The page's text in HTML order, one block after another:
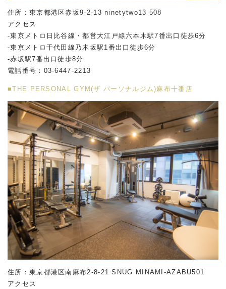
住所：東京都港区赤坂9-2-13 ninetytwo13 508
アクセス
-東京メトロ日比谷線・都営大江戸線六本木駅7番出口徒歩6分
-東京メトロ千代田線乃木坂駅 1 番出口徒歩6分
-赤坂駅7番出口徒歩8分
電話番号： 03-6447-2213
■THE PERSONAL GYM(ザ パーソナルジム)麻布十番店
住所：東京都港区南麻布2-8-21 SNUG MINAMI-AZABU501
アクセス